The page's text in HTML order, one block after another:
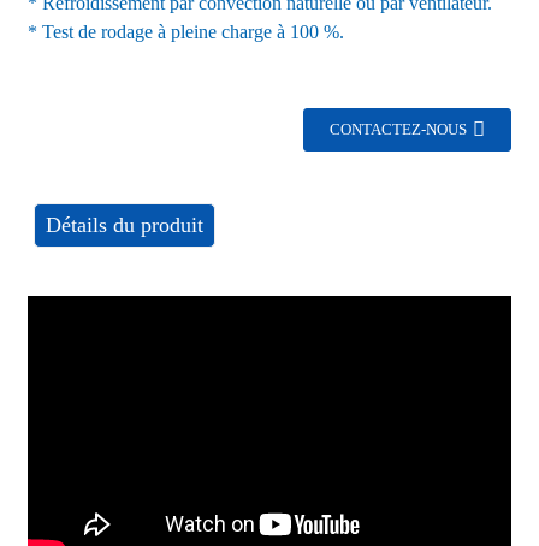
* Test de rodage à pleine charge à 100 %.
CONTACTEZ-NOUS
Détails du produit